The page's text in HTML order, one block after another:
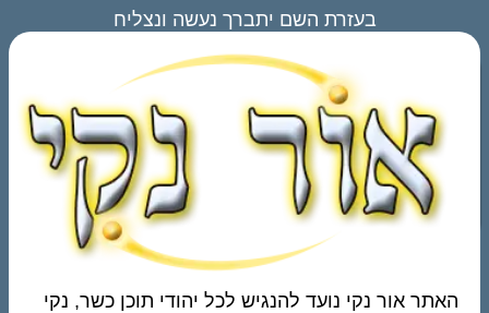
בעזרת השם יתברך נעשה ונצליח
האתר אור נקי נועד להנגיש לכל יהודי תוכן כשר, נקי